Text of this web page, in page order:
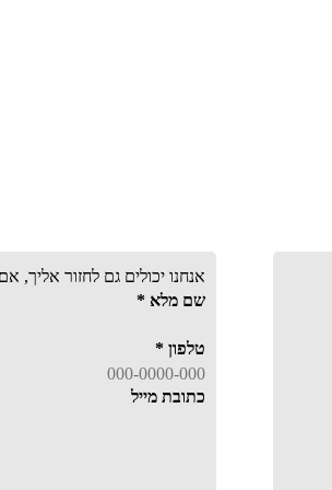
אנחנו יכולים גם לחזור אליך,
שם מלא *
טלפון *
כתובת מייל